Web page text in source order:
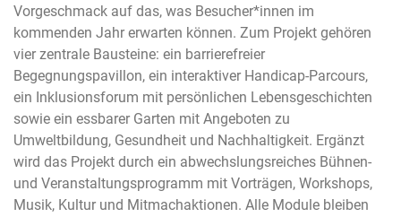
Vorgeschmack auf das, was Besucher*innen im
kommenden Jahr erwarten können. Zum Projekt gehören
vier zentrale Bausteine: ein barrierefreier
Begegnungspavillon, ein interaktiver Handicap-Parcours,
ein Inklusionsforum mit persönlichen Lebensgeschichten
sowie ein essbarer Garten mit Angeboten zu
Umweltbildung, Gesundheit und Nachhaltigkeit. Ergänzt
wird das Projekt durch ein abwechslungsreiches Bühnen-
und Veranstaltungsprogramm mit Vorträgen, Workshops,
Musik, Kultur und Mitmachaktionen. Alle Module bleiben